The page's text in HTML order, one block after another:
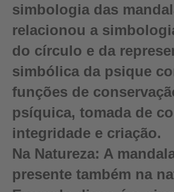
simbologia das
relacionou a
do círculo e da
simbólica da psique
funções de
psíquica, tomada de
integridade e criação.
Na Natureza: A
presente também na